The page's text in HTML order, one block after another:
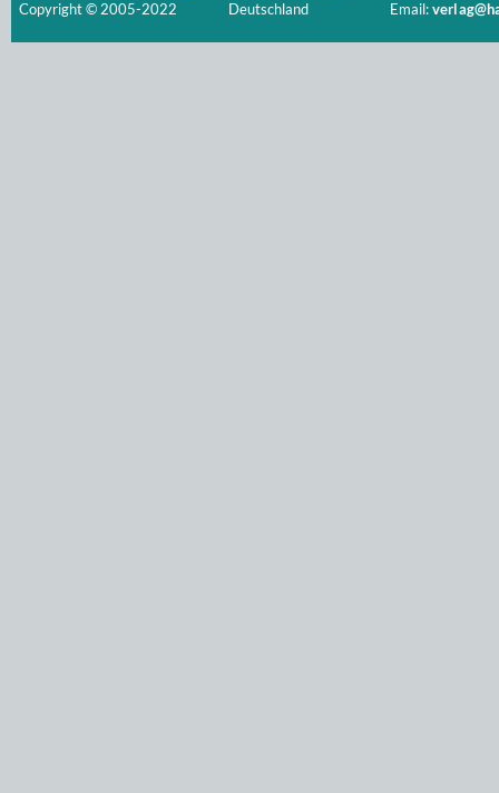
Copyright © 2005-2022
Deutschland
Email: